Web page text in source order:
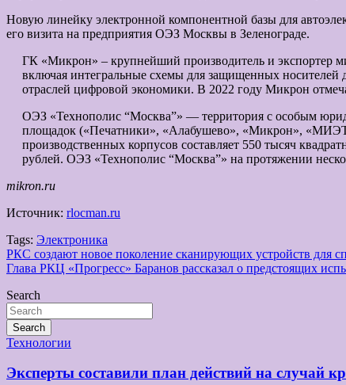
Новую линейку электронной компонентной базы для
его визита на предприятия ОЭЗ Москвы в Зеленограде.
ГК «Микрон» – крупнейший производитель и экспортер
включая интегральные схемы для защищенных
отраслей цифровой экономики. В 2022 году Микрон
ОЭЗ «Технополис “Москва”» — территория с особым
площадок («Печатники», «Алабушево», «Микрон»,
производственных корпусов составляет 550 тысяч
рублей. ОЭЗ «Технополис “Москва”» на протяжении
mikron.ru
Источник: rlocman.ru
Tags: Электроника
Навигация
по
записям
РКС создают новое поколение сканирующих устройств для
Глава РКЦ «Прогресс» Баранов рассказал о предстоящих
Search
Search
Технологии
Эксперты составили план действий на случай